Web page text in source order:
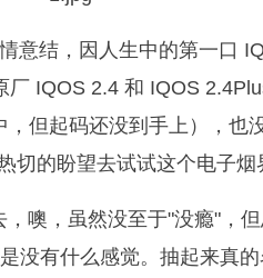
意结，因人生中的第一口
IQOS 2.4 和 IQOS
但起码还没到手上），也
的盼望去试试这个电子烟
噢，虽然没至于"没瘾"，
没有什么感觉。抽起来真